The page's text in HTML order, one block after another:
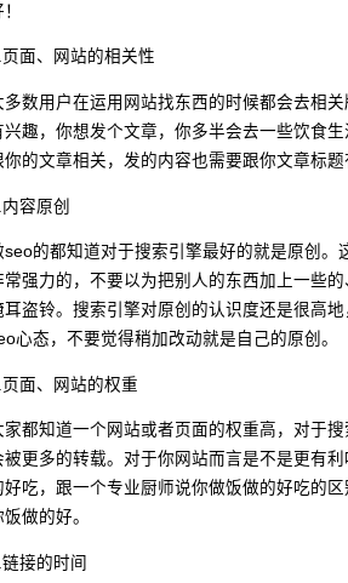
面、网站的相关性
多数用户在运用网站找东西的时候都会去相
兴趣，你想发个文章，你多半会去一些饮食
你的文章相关，发的内容也需要跟你文章标题
容原创
seo的都知道对于搜索引擎最好的就是原创。
常强力的，不要以为把别人的东西加上一些
耳盗铃。搜索引擎对原创的认识度还是很高
心态，不要觉得稍加改动就是自己的原创。
面、网站的权重
家都知道一个网站或者页面的权重高，对于
被更多的转载。对于你网站而言是不是更有
好吃，跟一个专业厨师说你做饭做的好吃的
饭做的好。
接的时间